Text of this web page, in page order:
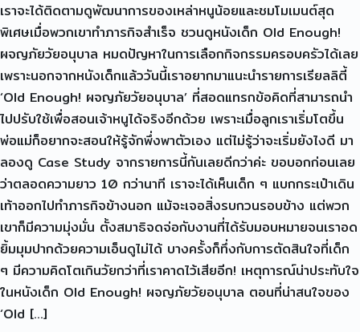
เราจะได้ติดตามดูพัฒนาการของเหล่าหนูน้อยและชมโมเมนต์สุด
พิเศษเมื่อพวกเขาทำภารกิจสำเร็จ ชวนดูหนังเด็ก Old Enough!
ผจญภัยวัยอนุบาล หมดปัญหาในการเลือกกิจกรรมครอบครัวได้เลย
เพราะนอกจากหนังเด็กแล้ววันนี้เราอยากมาแนะนำรายการเรียลลิตี้
‘Old Enough! ผจญภัยวัยอนุบาล’ ที่สอดแทรกข้อคิดที่สามารถนำ
ไปปรับใช้เพื่อสอนเจ้าหนูได้จริงอีกด้วย เพราะเมื่อลูกเราเริ่มโตขึ้น
พ่อแม่ก็อยากจะสอนให้รู้จักพึ่งพาตัวเอง แต่ไม่รู้ว่าจะเริ่มยังไงดี มา
ลองดู Case Study จากรายการนี้กันเลยดีกว่าค่ะ ขอบอกก่อนเลย
ว่าตลอดความยาว 10 กว่านาที เราจะได้เห็นเด็ก ๆ แบกกระเป๋าเดิน
เท้าออกไปทำภารกิจข้างนอก แม้จะเจอสิ่งรบกวนรอบข้าง แต่พวก
เขาก็มีความมุ่งมั่น ตั้งสมาธิจดจ่อกับงานที่ได้รับมอบหมายจนเราอด
ยิ้มมุมปากด้วยความเอ็นดูไม่ได้ บางครั้งก็ทึ่งกับการตัดสินใจที่เด็ก
ๆ มีความคิดโตเกินวัยกว่าที่เราคาดไว้เสียอีก! เหตุการณ์น่าประทับใจ
ในหนังเด็ก Old Enough! ผจญภัยวัยอนุบาล ตอนที่น่าสนใจของ
‘Old […]